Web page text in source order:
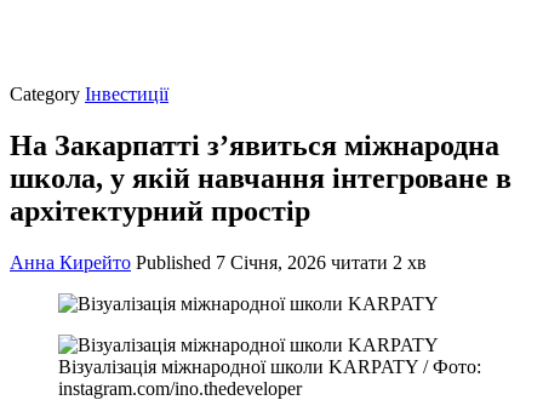
Category Інвестиції
На Закарпатті з’явиться міжнародна
школа, у якій навчання інтегроване в
архітектурний простір
Анна Кирейто Published 7 Січня, 2026 читати 2 хв
Візуалізація міжнародної школи KARPATY / Фото:
instagram.com/ino.thedeveloper